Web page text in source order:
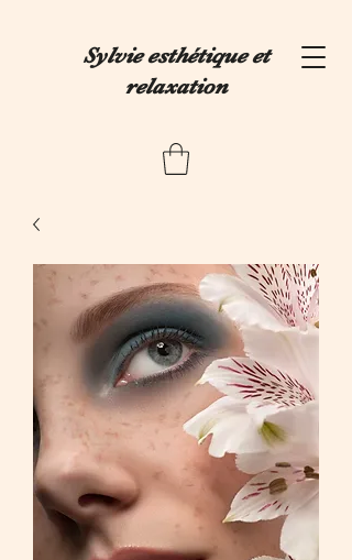
Sylvie esthétique et
relaxation